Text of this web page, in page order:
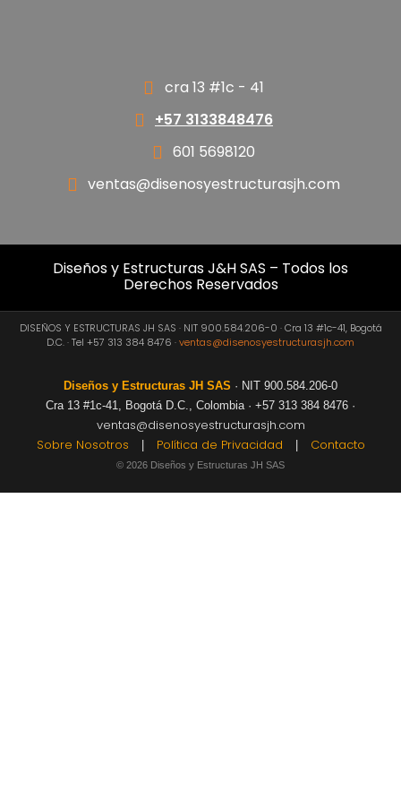
cra 13 #1c - 41
+57 3133848476
601 5698120
ventas@disenosyestructurasjh.com
Diseños y Estructuras J&H SAS – Todos los
Derechos Reservados
DISEÑOS Y ESTRUCTURAS JH SAS · NIT 900.584.206-0 · Cra 13 #1c-41, Bogotá
D.C. · Tel +57 313 384 8476 ·ventas@disenosyestructurasjh.com
Diseños y Estructuras JH SAS · NIT 900.584.206-0
Cra 13 #1c-41, Bogotá D.C., Colombia · +57 313 384 8476 ·
ventas@disenosyestructurasjh.com
Sobre Nosotros
| Política de Privacidad | Contacto
© 2026 Diseños y Estructuras JH SAS